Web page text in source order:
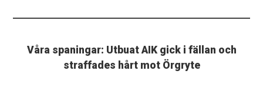
Våra spaningar: Utbuat AIK gick i fällan och
straffades hårt mot Örgryte